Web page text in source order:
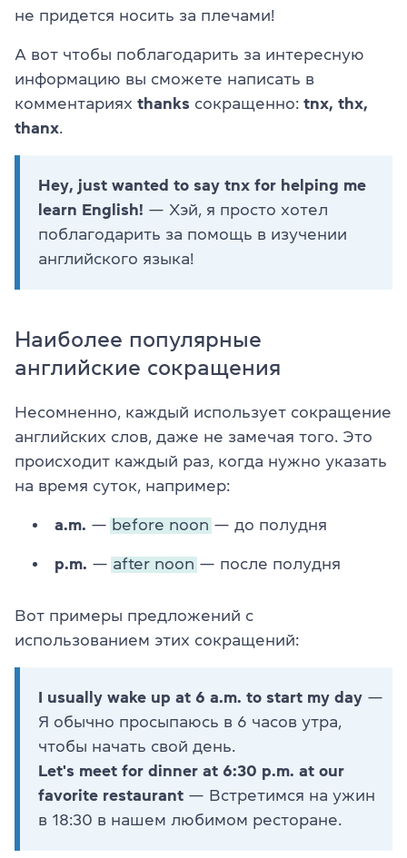
не придется носить за плечами!
А вот чтобы поблагодарить за интересную
информацию вы сможете написать в
комментариях thanks сокращенно: tnx, thx,
thanx
Hey, just wanted to say tnx for helping me
learn English! — Хэй, я просто хотел
поблагодарить за помощь в изучении
английского языка!
Наиболее популярные
английские сокращения
Несомненно, каждый использует сокращение
английских слов, даже не замечая того. Это
происходит каждый раз, когда нужно указать
на время суток, например:
a.m. — before noon — до полудня
p.m. — after noon — после полудня
Вот примеры предложений с
использованием этих сокращений:
I usually wake up at 6 a.m. to start my day —
Я обычно просыпаюсь в 6 часов утра,
чтобы начать свой день.
Let's meet for dinner at 6:30 p.m. at our
favorite restaurant — Встретимся на ужин
в 18:30 в нашем любимом ресторане.